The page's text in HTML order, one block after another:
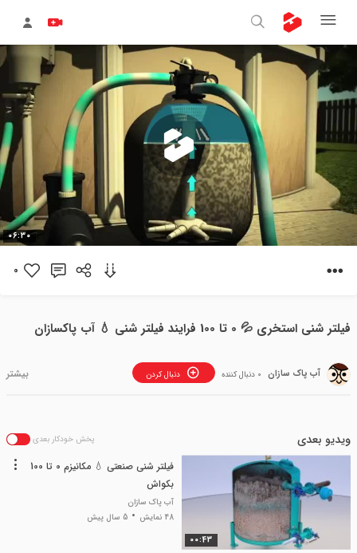
پخش
06:30
0
فیلتر شنی استخری 💦 0 تا 100 فرایند فیلتر شنی 💧 آب پاکسازان
آب پاک سازان دنبال کردن 0 دنبال کننده
ویدیو بعدی پخش خودکار بعدی
00:43
فیلتر شنی صنعتی 💧 مکانیزم 0 تا 100
بکواش
آب پاک سازان
48 نمایش
5 سال پیش